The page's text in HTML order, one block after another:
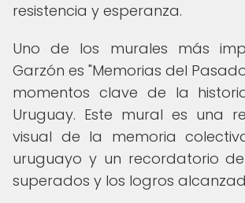
resistencia y esperanza.
Uno de los murales más
Garzón es "Memorias del
momentos clave de la
Uruguay. Este mural es una
visual de la memoria
uruguayo y un recordatorio
superados y los logros